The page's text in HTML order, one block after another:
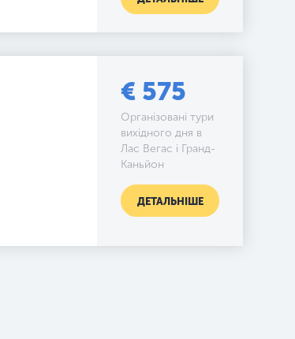
€ 575
Організовані тури
вихідного дня в
Лас Вегас і Гранд-
Каньйон
ДЕТАЛЬНІШЕ